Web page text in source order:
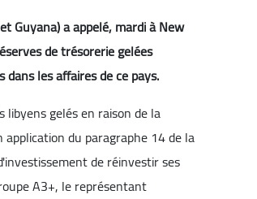
Guyana) a appelé, mardi à New
de trésorerie gelées
les affaires de ce pays.
gelés en raison de la
du paragraphe 14 de la
de réinvestir ses
A3+, le représentant